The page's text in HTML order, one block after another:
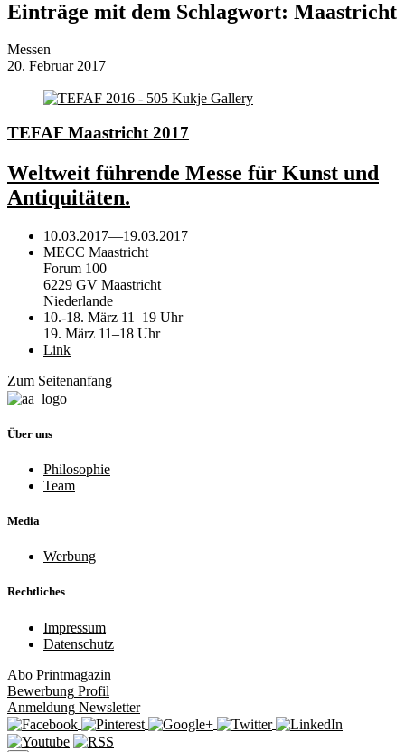
Einträge mit dem Schlagwort: Maastricht
Messen
20. Februar 2017
TEFAF Maastricht 2017
Weltweit führende Messe für Kunst und
Antiquitäten.
10.03.2017—19.03.2017
MECC Maastricht
Forum 100
6229 GV Maastricht
Niederlande
10.-18. März 11–19 Uhr
19. März 11–18 Uhr
Link
Zum Seitenanfang
Über uns
Philosophie
Team
Media
Werbung
Rechtliches
Impressum
Datenschutz
Abo Printmagazin
Bewerbung Profil
Anmeldung Newsletter